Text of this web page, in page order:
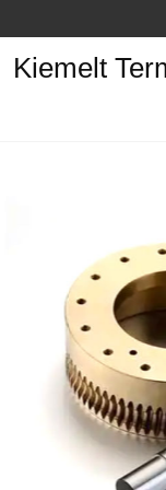
Kiemelt